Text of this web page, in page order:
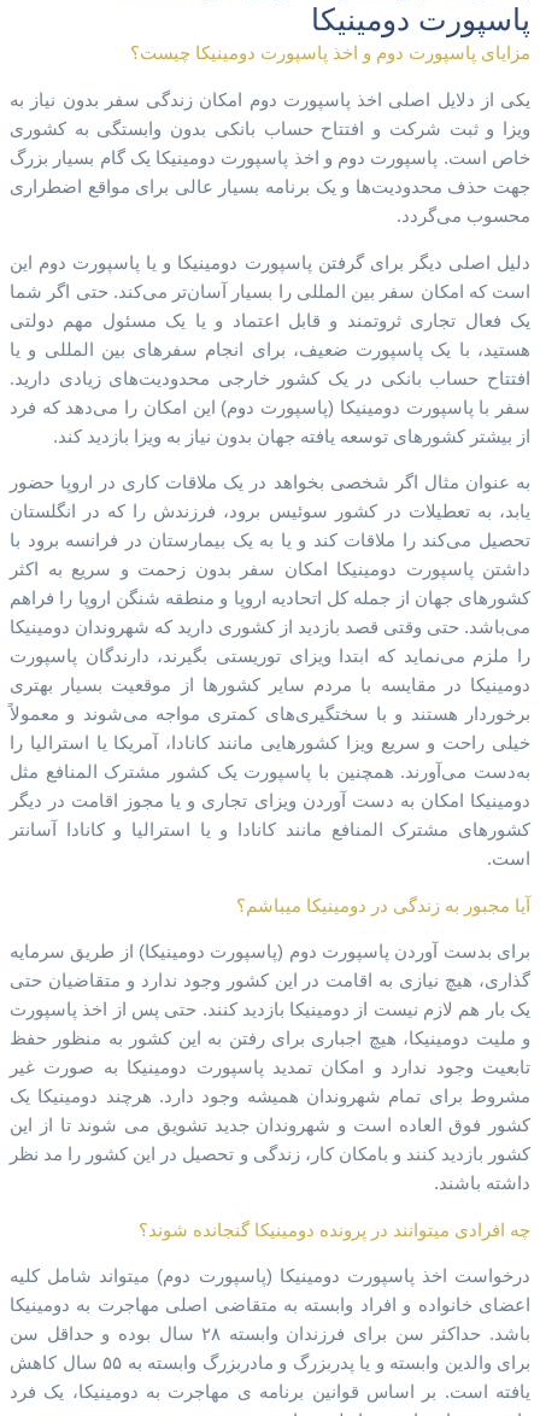
پاسپورت دومینیکا
مزایای پاسپورت دوم و اخذ پاسپورت دومینیکا چیست؟
یکی از دلایل اصلی اخذ پاسپورت دوم امکان زندگی سفر بدون نیاز به
ویزا و ثبت شرکت و افتتاح حساب بانکی بدون وابستگی به کشوری
خاص است. پاسپورت دوم و اخذ پاسپورت دومینیکا یک گام بسیار بزرگ
جهت حذف محدودیت‌ها و یک برنامه بسیار عالی برای مواقع اضطراری
محسوب می‌گردد.
دلیل اصلی دیگر برای گرفتن پاسپورت دومینیکا و یا پاسپورت دوم این
است که امکان سفر بین المللی را بسیار آسان‌تر می‌کند. حتی اگر شما
یک فعال تجاری ثروتمند و قابل اعتماد و یا یک مسئول مهم دولتی
هستید، با یک پاسپورت ضعیف، برای انجام سفرهای بین المللی و یا
افتتاح حساب بانکی در یک کشور خارجی محدودیت‌های زیادی دارید.
سفر با پاسپورت دومینیکا (پاسپورت دوم) این امکان را می‌دهد که فرد
از بیشتر کشورهای توسعه یافته جهان بدون نیاز به ویزا بازدید کند.
به عنوان مثال اگر شخصی بخواهد در یک ملاقات کاری در اروپا حضور
یابد، به تعطیلات در کشور سوئیس برود، فرزندش را که در انگلستان
تحصیل می‌کند را ملاقات کند و یا به یک بیمارستان در فرانسه برود با
داشتن پاسپورت دومینیکا امکان سفر بدون زحمت و سریع به اکثر
کشورهای جهان از جمله کل اتحادیه اروپا و منطقه شنگن اروپا را فراهم
می‌باشد. حتی وقتی قصد بازدید از کشوری دارید که شهروندان دومینیکا
را ملزم می‌نماید که ابتدا ویزای توریستی بگیرند، دارندگان پاسپورت
دومینیکا در مقایسه با مردم سایر کشورها از موقعیت بسیار بهتری
برخوردار هستند و با سختگیری‌های کمتری مواجه می‌شوند و معمولاً
خیلی راحت و سریع ویزا کشورهایی مانند کانادا، آمریکا یا استرالیا را
به‌دست می‌آورند. همچنین با پاسپورت یک کشور مشترک المنافع مثل
دومینیکا امکان به دست آوردن ویزای تجاری و یا مجوز اقامت در دیگر
کشورهای مشترک المنافع مانند کانادا و یا استرالیا و کانادا آسانتر
است.
آیا مجبور به زندگی در دومینیکا میباشم؟
برای بدست آوردن پاسپورت دوم (پاسپورت دومینیکا) از طریق سرمایه
گذاری، هیچ نیازی به اقامت در این کشور وجود ندارد و متقاضیان حتی
یک بار هم لازم نیست از دومینیکا بازدید کنند. حتی پس از اخذ پاسپورت
و ملیت دومینیکا، هیچ اجباری برای رفتن به این کشور به منظور حفظ
تابعیت وجود ندارد و امکان تمدید پاسپورت دومینیکا به صورت غیر
مشروط برای تمام شهروندان همیشه وجود دارد. هرچند دومینیکا یک
کشور فوق العاده است و شهروندان جدید تشویق می شوند تا از این
کشور بازدید کنند و بامکان کار، زندگی و تحصیل در این کشور را مد نظر
داشته باشند.
چه افرادی میتوانند در پرونده دومینیکا گنجانده شوند؟
درخواست اخذ پاسپورت دومینیکا (پاسپورت دوم) میتواند شامل کلیه
اعضای خانواده و افراد وابسته به متقاضی اصلی مهاجرت به دومینیکا
باشد. حداکثر سن برای فرزندان وابسته ۲۸ سال بوده و حداقل سن
برای والدین وابسته و یا پدربزرگ و مادربزرگ وابسته به ۵۵ سال کاهش
یافته است. بر اساس قوانین برنامه ی مهاجرت به دومینیکا، یک فرد